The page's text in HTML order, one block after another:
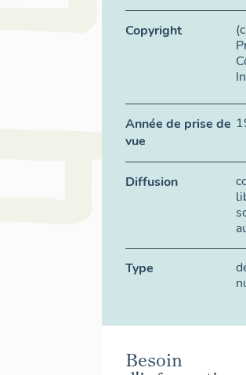
Copyright
Année de prise de
vue
Diffusion
Type
Besoin